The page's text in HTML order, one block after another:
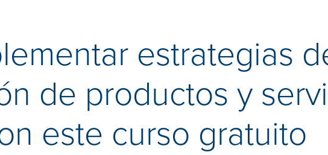
estrategias
de productos y
este curso gratuito